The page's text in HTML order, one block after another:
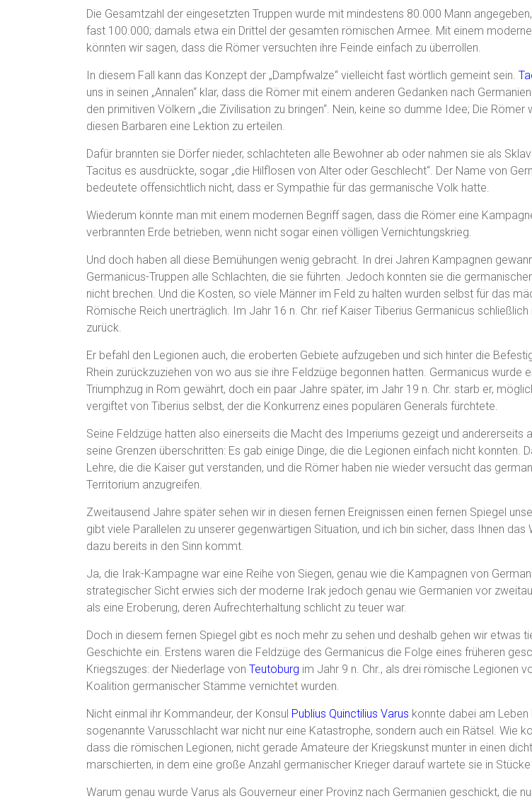
Die Gesamtzahl der eingesetzten Truppen wurde mit mindestens 80.000 Mann
fast 100.000; damals etwa ein Drittel der gesamten römischen Armee. Mit einem
könnten wir sagen, dass die Römer versuchten ihre Feinde einfach zu überrollen.
In diesem Fall kann das Konzept der „Dampfwalze“ vielleicht fast wörtlich gemeint sein.
uns in seinen „Annalen“ klar, dass die Römer mit einem anderen Gedanken nach
den primitiven Völkern „die Zivilisation zu bringen“. Nein, keine so dumme Idee; Die Römer
diesen Barbaren eine Lektion zu erteilen.
Dafür brannten sie Dörfer nieder, schlachteten alle Bewohner ab oder nahmen sie als
Tacitus es ausdrückte, sogar „die Hilflosen von Alter oder Geschlecht“. Der Name von
bedeutete offensichtlich nicht, dass er Sympathie für das germanische Volk hatte.
Wiederum könnte man mit einem modernen Begriff sagen, dass die Römer eine
verbrannten Erde betrieben, wenn nicht sogar einen völligen Vernichtungskrieg.
Und doch haben all diese Bemühungen wenig gebracht. In drei Jahren Kampagnen
Germanicus-Truppen alle Schlachten, die sie führten. Jedoch konnten sie die
nicht brechen. Und die Kosten, so viele Männer im Feld zu halten wurden selbst für das
Römische Reich unerträglich. Im Jahr 16 n. Chr. rief Kaiser Tiberius Germanicus
zurück.
Er befahl den Legionen auch, die eroberten Gebiete aufzugeben und sich hinter die
Rhein zurückzuziehen von wo aus sie ihre Feldzüge begonnen hatten. Germanicus wurde
Triumphzug in Rom gewährt, doch ein paar Jahre später, im Jahr 19 n. Chr. starb er,
vergiftet von Tiberius selbst, der die Konkurrenz eines populären Generals fürchtete.
Seine Feldzüge hatten also einerseits die Macht des Imperiums gezeigt und andererseits
seine Grenzen überschritten: Es gab einige Dinge, die die Legionen einfach nicht konnten.
Lehre, die die Kaiser gut verstanden, und die Römer haben nie wieder versucht das
Territorium anzugreifen.
Zweitausend Jahre später sehen wir in diesen fernen Ereignissen einen fernen Spiegel
gibt viele Parallelen zu unserer gegenwärtigen Situation, und ich bin sicher, dass Ihnen das
dazu bereits in den Sinn kommt.
Ja, die Irak-Kampagne war eine Reihe von Siegen, genau wie die Kampagnen von
strategischer Sicht erwies sich der moderne Irak jedoch genau wie Germanien vor
als eine Eroberung, deren Aufrechterhaltung schlicht zu teuer war.
Doch in diesem fernen Spiegel gibt es noch mehr zu sehen und deshalb gehen wir etwas
Geschichte ein. Erstens waren die Feldzüge des Germanicus die Folge eines früheren
Kriegszuges: der Niederlage von Teutoburg im Jahr 9 n. Chr., als drei römische Legionen
Koalition germanischer Stämme vernichtet wurden.
Nicht einmal ihr Kommandeur, der Konsul Publius Quinctilius Varus konnte dabei am Leben
sogenannte Varusschlacht war nicht nur eine Katastrophe, sondern auch ein Rätsel. Wie
dass die römischen Legionen, nicht gerade Amateure der Kriegskunst munter in einen
marschierten, in dem eine große Anzahl germanischer Krieger darauf wartete sie in
Warum genau wurde Varus als Gouverneur einer Provinz nach Germanien geschickt, die